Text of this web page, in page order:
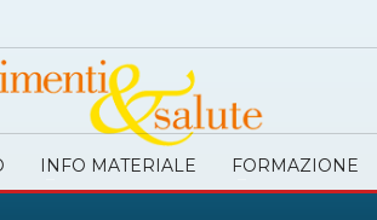
INFO MATERIALE FORMAZIONE